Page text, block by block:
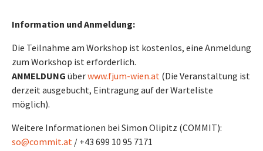
Information und Anmeldung:
Die Teilnahme am Workshop ist kostenlos, eine Anmeldung
zum Workshop ist erforderlich.
ANMELDUNG überwww.fjum-wien.at (Die Veranstaltung ist
derzeit ausgebucht, Eintragung auf der Warteliste
möglich).
Weitere Informationen bei Simon Olipitz (COMMIT):
so@commit.at / +43 699 10 95 7171